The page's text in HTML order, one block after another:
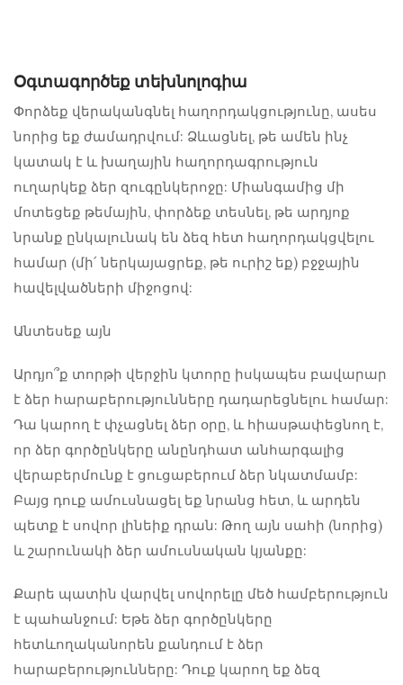
Օգտագործեք տեխնոլոգիա
Փորձեք վերականգնել հաղորդակցությունը, ասես
նորից եք ժամադրվում: Ձևացնել, թե ամեն ինչ
կատակ է և խաղային հաղորդագրություն
ուղարկեք ձեր զուգընկերոջը: Միանգամից մի
մոտեցեք թեմային, փորձեք տեսնել, թե արդյոք
նրանք ընկալունակ են ձեզ հետ հաղորդակցվելու
համար (մի՛ ներկայացրեք, թե ուրիշ եք) բջջային
հավելվածների միջոցով:
Անտեսեք այն
Արդյո՞ք տորթի վերջին կտորը իսկապես բավարար
է ձեր հարաբերությունները դադարեցնելու համար:
Դա կարող է փչացնել ձեր օրը, և հիասթափեցնող է,
որ ձեր գործընկերը անընդհատ անհարգալից
վերաբերմունք է ցուցաբերում ձեր նկատմամբ:
Բայց դուք ամուսնացել եք նրանց հետ, և արդեն
պետք է սովոր լինեիք դրան: Թող այն սահի (նորից)
և շարունակի ձեր ամուսնական կյանքը:
Քարե պատին վարվել սովորելը մեծ համբերություն
է պահանջում: Եթե ​​ձեր գործընկերը
հետևողականորեն քանդում է ձեր
հարաբերությունները: Դուք կարող եք ձեզ